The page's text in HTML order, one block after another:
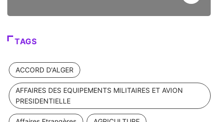
TAGS
ACCORD D'ALGER
AFFAIRES DES EQUIPEMENTS MILITAIRES ET AVION
PRESIDENTIELLE